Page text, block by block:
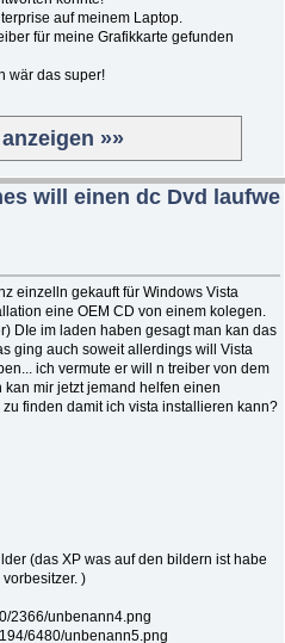
auf meinem Laptop.
für meine Grafikkarte gefunden
wär das super!
»»
will einen dc Dvd laufwe
einzelln gekauft für Windows Vista
eine OEM CD von einem kolegen.
DIe im laden haben gesagt man kan das
ging auch soweit allerdings will Vista
ich vermute er will n treiber von dem
mir jetzt jemand helfen einen
finden damit ich vista installieren kann?
(das XP was auf den bildern ist habe
)
2366/unbenann4.png
6480/unbenann5.png